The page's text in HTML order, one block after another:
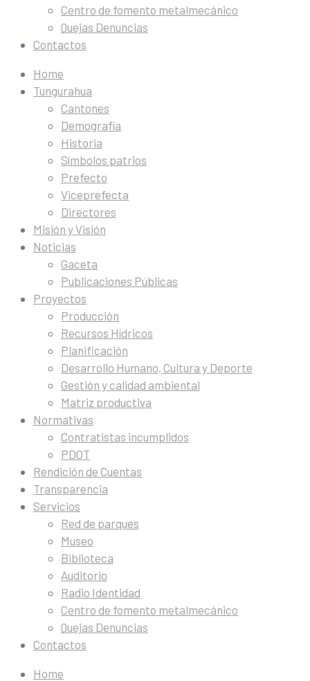
Centro de fomento metalmecánico
Quejas Denuncias
Contactos
Home
Tungurahua
Cantones
Demografía
Historia
Símbolos patrios
Prefecto
Viceprefecta
Directores
Misión y Visión
Noticias
Gaceta
Publicaciones Públicas
Proyectos
Producción
Recursos Hídricos
Planificación
Desarrollo Humano, Cultura y Deporte
Gestión y calidad ambiental
Matriz productiva
Normativas
Contratistas incumplidos
PDOT
Rendición de Cuentas
Transparencia
Servicios
Red de parques
Museo
Biblioteca
Auditorio
Radio Identidad
Centro de fomento metalmecánico
Quejas Denuncias
Contactos
Home